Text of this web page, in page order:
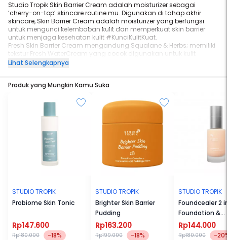
Studio Tropik Skin Barrier Cream adalah moisturizer sebagai
‘cherry-on-top’ skincare routine mu. Digunakan di tahap akhir
skincare, Skin Barrier Cream adalah moisturizer yang berfungsi
untuk mengunci kelembaban kulit dan memperkuat skin barrier
untuk menjaga kesehatan kulit #KunciKulitKuat.
Fresh Skin Barrier Cream mengandung Squalane & Herbs; memiliki
tekstur Fresh WaterCream yang cocok digunakan untuk kulit
normal - oily & acne prone. Memberikan efek soothing pada kulit
✅ 0% Alcohol
✅ Dermatologically Tested
✅ Bisa digunakan oleh bumil dan busuil
✅ Paraben Free
Lihat Selengkapnya
Produk yang Mungkin Kamu Suka
STUDIO TROPIK
Probiome Skin Tonic
Rp147.600
Rp180.000 -18%
STUDIO TROPIK
Brighter Skin Barrier
Pudding
Rp163.200
Rp199.000 -18%
STUDIO TROPIK
Foundcealer 2
Foundation &
Concealer
Rp144.000
Rp180.000 -